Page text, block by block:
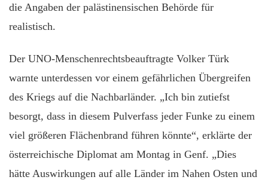
die Angaben der palästinensischen Behörde für
realistisch.
Der UNO-Menschenrechtsbeauftragte Volker Türk
warnte unterdessen vor einem gefährlichen Übergreifen
des Kriegs auf die Nachbarländer. „Ich bin zutiefst
besorgt, dass in diesem Pulverfass jeder Funke zu einem
viel größeren Flächenbrand führen könnte“, erklärte der
österreichische Diplomat am Montag in Genf. „Dies
hätte Auswirkungen auf alle Länder im Nahen Osten und